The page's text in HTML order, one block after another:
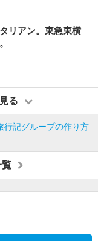
リアン。東急東横
る
行記グループの作り方
覧